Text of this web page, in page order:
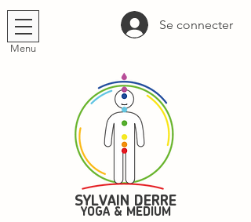
Menu
Se connecter
SYLVAIN DERRE
YOGA & MÉDIUM